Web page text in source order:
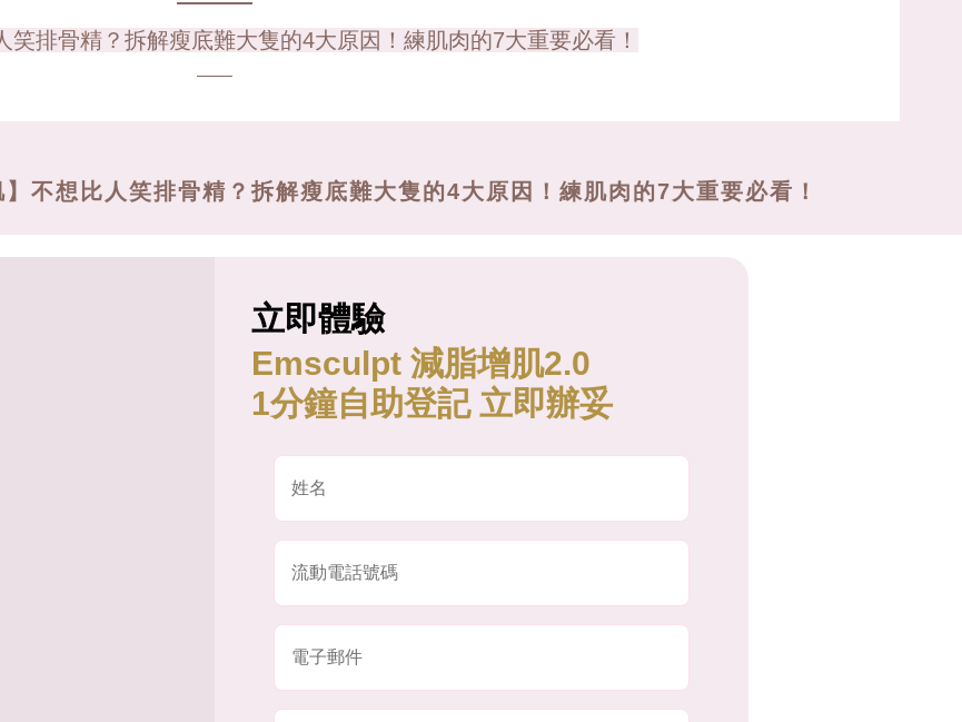
笑排骨精？拆解瘦底難大隻的4大原因！練肌肉的7大重要必看！
】不想比人笑排骨精？拆解瘦底難大隻的4大原因！練肌肉的7大重要必看！
立即體驗
Emsculpt 減脂增肌2.0
1分鐘自助登記 立即辦妥